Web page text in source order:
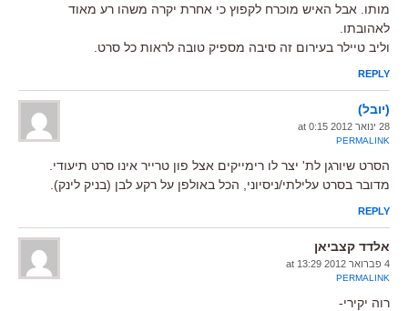
מותו. אבל האיש מוכרח לקפוץ כי אחרת יקרה משהו רע מאוד
לאהובתו.
וליב טיילר בעירום זה סיבה מספיק טובה לראות כל סרט.
REPLY
(יובל)
28 ינואר 2012 at 0:15
PERMALINK
הסרט שיורגן לת' יצר לו רימייקים אצל פון טרייר אינו סרט תיעודי.
מדובר בסרט עלילתי/ניסיוני, הכל באולפן על רקע לבן (בניק לינק).
REPLY
אלדד קצביאן
4 פברואר 2012 at 13:29
PERMALINK
רוה יקירי-